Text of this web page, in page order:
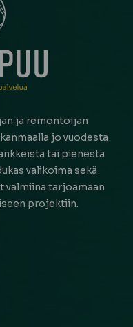
ja remontoijan
jo vuodesta
tai pienestä
valikoima sekä
valmiina tarjoamaan
projektiin.